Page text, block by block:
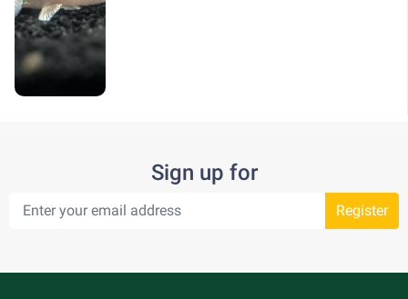
Sign up for
Register